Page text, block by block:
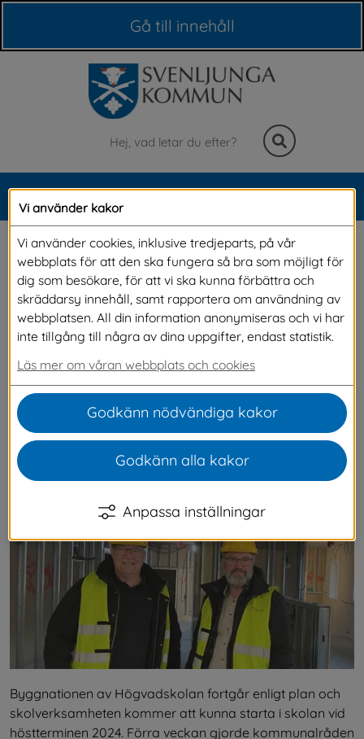
Gå till innehåll
Sök
Meny
Studiebesök på
Högvadskolan
Förra veckan gjorde, kommunalråden och
anställda på Svenbo, studiebesök på
kommunalråden Patrik Harrysson och Johan
Björkman i serveringsluckan i det framtida
köket på Högvadskolan.
Byggnationen av Högvadskolan fortgår enligt plan och
skolverksamheten kommer att kunna starta i skolan vid
höstterminen 2024. Förra veckan gjorde kommunalråden
Vi använder kakor
Vi använder cookies, inklusive tredjeparts, på vår
webbplats för att den ska fungera så bra som möjligt för
dig som besökare, för att vi ska kunna förbättra och
skräddarsy innehåll, samt rapportera om användning av
webbplatsen. All din information anonymiseras och vi har
inte tillgång till några av dina uppgifter, endast statistik.
Läs mer om våran webbplats och cookies
Godkänn nödvändiga kakor
Godkänn alla kakor
Anpassa inställningar